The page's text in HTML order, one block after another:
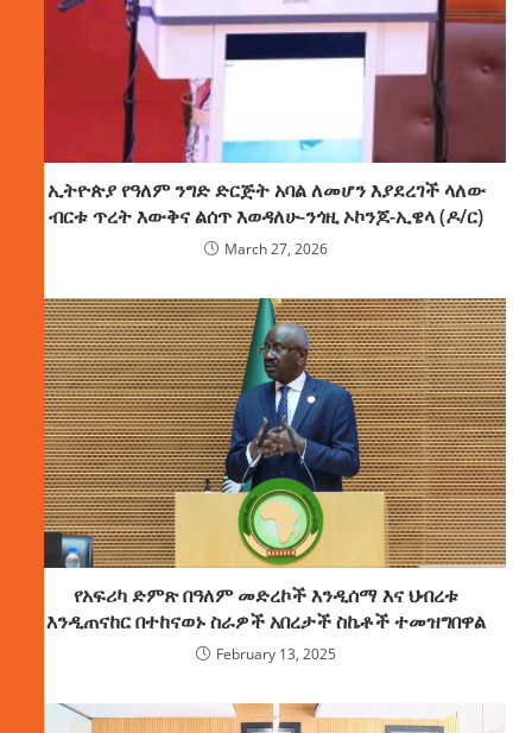
ኢትዮጵያ የዓለም ንግድ ድርጅት አባል ለመሆን እያደረገች ላለው
ብርቱ ጥረት እውቅና ልሰጥ እወዳለሁ-ንጎዚ ኦኮንጆ-ኢዌላ (ዶ/ር)
March 27, 2026
የአፍሪካ ድምጽ በዓለም መድረኮች እንዲሰማ እና ህብረቱ
እንዲጠናከር በተከናወኑ ስራዎች አበረታች ስኬቶች ተመዝግበዋል
February 13, 2025